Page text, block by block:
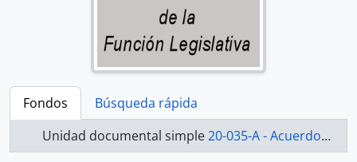
Fondos
Búsqueda rápida
Unidad documental simple20-035-A - Acuerdo-1998-2000